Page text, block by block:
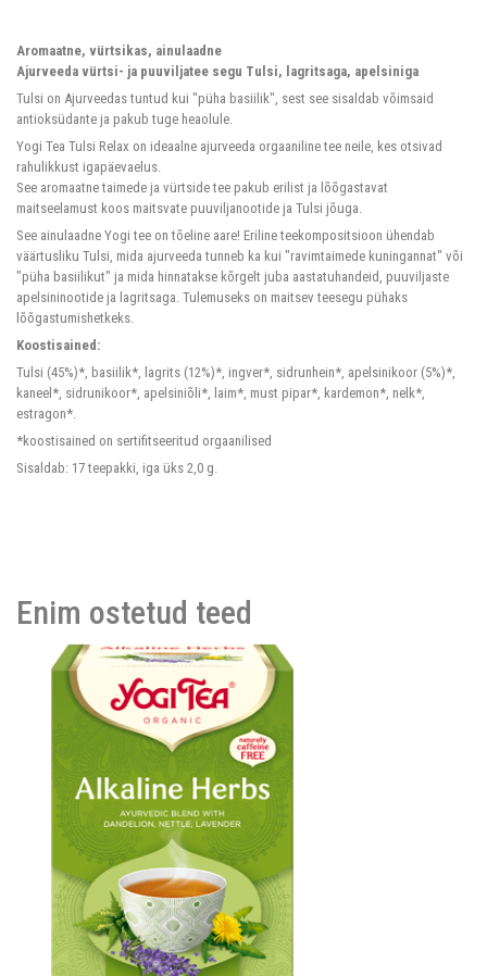
Aromaatne, vürtsikas, ainulaadne
Ajurveeda vürtsi- ja puuviljatee segu Tulsi, lagritsaga, apelsiniga
Tulsi on Ajurveedas tuntud kui "püha basiilik", sest see sisaldab võimsaid
antioksüdante ja pakub tuge heaolule.
Yogi Tea Tulsi Relax on ideaalne ajurveeda orgaaniline tee neile, kes otsivad
rahulikkust igapäevaelus.
See aromaatne taimede ja vürtside tee pakub erilist ja lõõgastavat
maitseelamust koos maitsvate puuviljanootide ja Tulsi jõuga.
See ainulaadne Yogi tee on tõeline aare! Eriline teekompositsioon ühendab
väärtusliku Tulsi, mida ajurveeda tunneb ka kui "ravimtaimede kuningannat" või
"püha basiilikut" ja mida hinnatakse kõrgelt juba aastatuhandeid, puuviljaste
apelsininootide ja lagritsaga. Tulemuseks on maitsev teesegu pühaks
lõõgastumishetkeks.
Koostisained:
Tulsi (45%)*, basiilik*, lagrits (12%)*, ingver*, sidrunhein*, apelsinikoor (5%)*,
kaneel*, sidrunikoor*, apelsiniõli*, laim*, must pipar*, kardemon*, nelk*,
estragon*.
*koostisained on sertifitseeritud orgaanilised
Sisaldab: 17 teepakki, iga üks 2,0 g.
Enim ostetud teed